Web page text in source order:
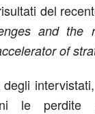
del
and
of
le